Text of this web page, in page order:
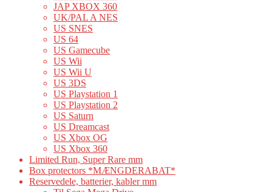
JAP XBOX 360
UK/PAL A NES
US SNES
US 64
US Gamecube
US Wii
US Wii U
US 3DS
US Playstation 1
US Playstation 2
US Saturn
US Dreamcast
US Xbox OG
US Xbox 360
Limited Run, Super Rare mm
Box protectors *MÆNGDERABAT*
Reservedele, batterier, kabler mm